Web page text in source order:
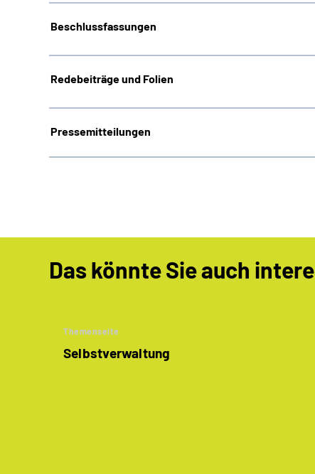
Beschlussfassungen
Redebeiträge und Folien
Pressemitteilungen
Das könnte Sie auch
Themenseite
Selbstverwaltung